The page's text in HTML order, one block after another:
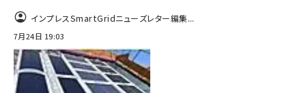
インプレスSmartGridニューズレター編集...
7月24日 19:03